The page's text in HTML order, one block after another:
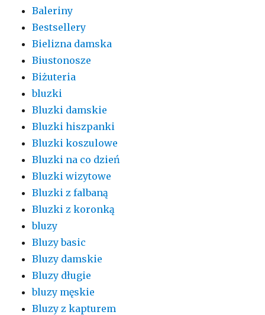
Baleriny
Bestsellery
Bielizna damska
Biustonosze
Biżuteria
bluzki
Bluzki damskie
Bluzki hiszpanki
Bluzki koszulowe
Bluzki na co dzień
Bluzki wizytowe
Bluzki z falbaną
Bluzki z koronką
bluzy
Bluzy basic
Bluzy damskie
Bluzy długie
bluzy męskie
Bluzy z kapturem